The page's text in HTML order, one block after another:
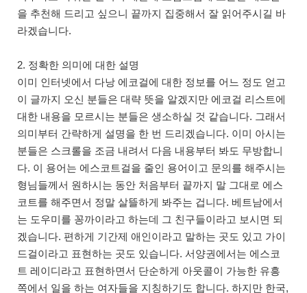
을 추천해 드리고 싶으니 끝까지 집중해서 잘 읽어주시길 바
라겠습니다.
2. 정확한 의미에 대한 설명
이미 인터넷에서 다낭 에코걸에 대한 정보를 어느 정도 얻고
이 글까지 오신 분들은 대략 뜻을 알겠지만 에코걸 리스트에
대한 내용을 모르시는 분들은 생소하실 것 같습니다. 그래서
의미부터 간략하게 설명을 한 번 드리겠습니다. 이미 아시는
분들은 스크롤을 조금 내려서 다음 내용부터 봐도 무방합니
다. 이 용어는 에스코트걸을 줄인 용어이고 문의를 해주시는
형님들께서 원하시는 동안 처음부터 끝까지 말 그대로 에스
코트를 해주면서 정말 살뜰하게 봐주는 겁니다. 베트남에서
는 도우미를 꽁까이라고 하는데 그 친구들이라고 보시면 되
겠습니다. 편하게 기간제 애인이라고 말하는 곳도 있고 가이
드걸이라고 표현하는 곳도 있습니다. 서양권에서는 에스코
트 레이디라고 표현하면서 단순하게 아웃콜이 가능한 유흥
쪽에서 일을 하는 여자들을 지칭하기도 합니다. 하지만 한국,